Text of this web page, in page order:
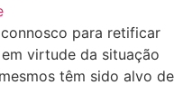
para retificar
virtude da situação
têm sido alvo de